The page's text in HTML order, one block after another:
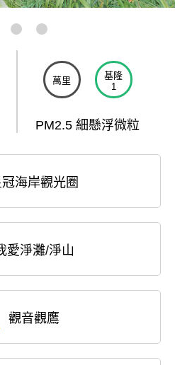
萬里
基隆
1
PM2.5 細懸浮微粒
冠海岸觀光圈
愛淨灘/淨山
觀音觀鷹